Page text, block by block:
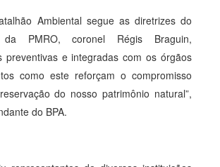
Ambiental segue as diretrizes do
da PMRO, coronel Régis Braguin,
preventivas e integradas com os órgãos
como este reforçam o compromisso
do nosso patrimônio natural”,
do BPA.